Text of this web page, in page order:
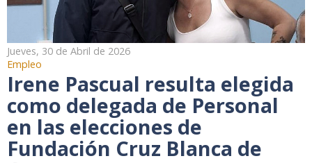
Jueves, 30 de Abril de 2026
Empleo
Irene Pascual resulta elegida
como delegada de Personal
en las elecciones de
Fundación Cruz Blanca de